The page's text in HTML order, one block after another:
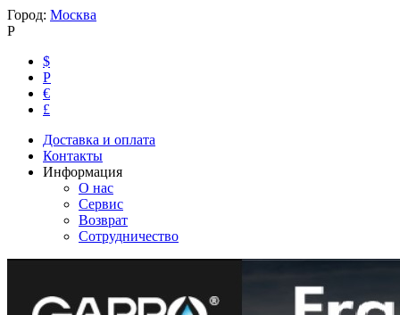
Город: Москва
Р
$
Р
€
£
Доставка и оплата
Контакты
Информация
О нас
Сервис
Возврат
Сотрудничество